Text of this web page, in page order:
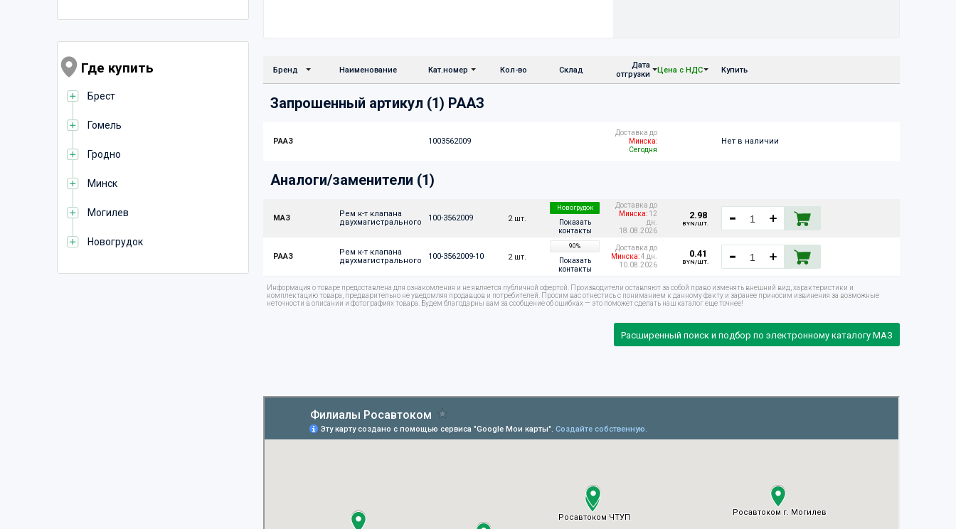
Где купить
Брест
Гомель
Гродно
Минск
Могилев
Новогрудок
Бренд Наименование Кат.номер Кол-во Склад
Дата
отгрузки
Цена с НДС Купить
Запрошенный артикул (1) РААЗ
РААЗ 1003562009
Доставка до
Минска:
Сегодня
Нет в наличии
Аналоги/заменители (1)
МАЗ
Рем к-т клапана
двухмагистрального
100-3562009 2 шт.
Новогрудок
Показать
контакты
Доставка до
Минска: 12
дн.
18.08.2026
2.98
BYN/ШТ.
РААЗ
Рем к-т клапана
двухмагистрального
100-3562009-10 2 шт.
90%
Показать
контакты
Доставка до
Минска:4 дн.
10.08.2026
0.41
BYN/ШТ.
Информация о товаре предоставлена для ознакомления и не является публичной офертой. Производители оставляют за собой право изменять внешний вид, характеристики и
комплектацию товара, предварительно не уведомляя продавцов и потребителей. Просим вас отнестись с пониманием к данному факту и заранее приносим извинения за возможные
неточности в описании и фотографиях товара. Будем благодарны вам за сообщение об ошибках — это поможет сделать наш каталог еще точнее!
Расширенный поиск и подбор по электронному каталогу МАЗ